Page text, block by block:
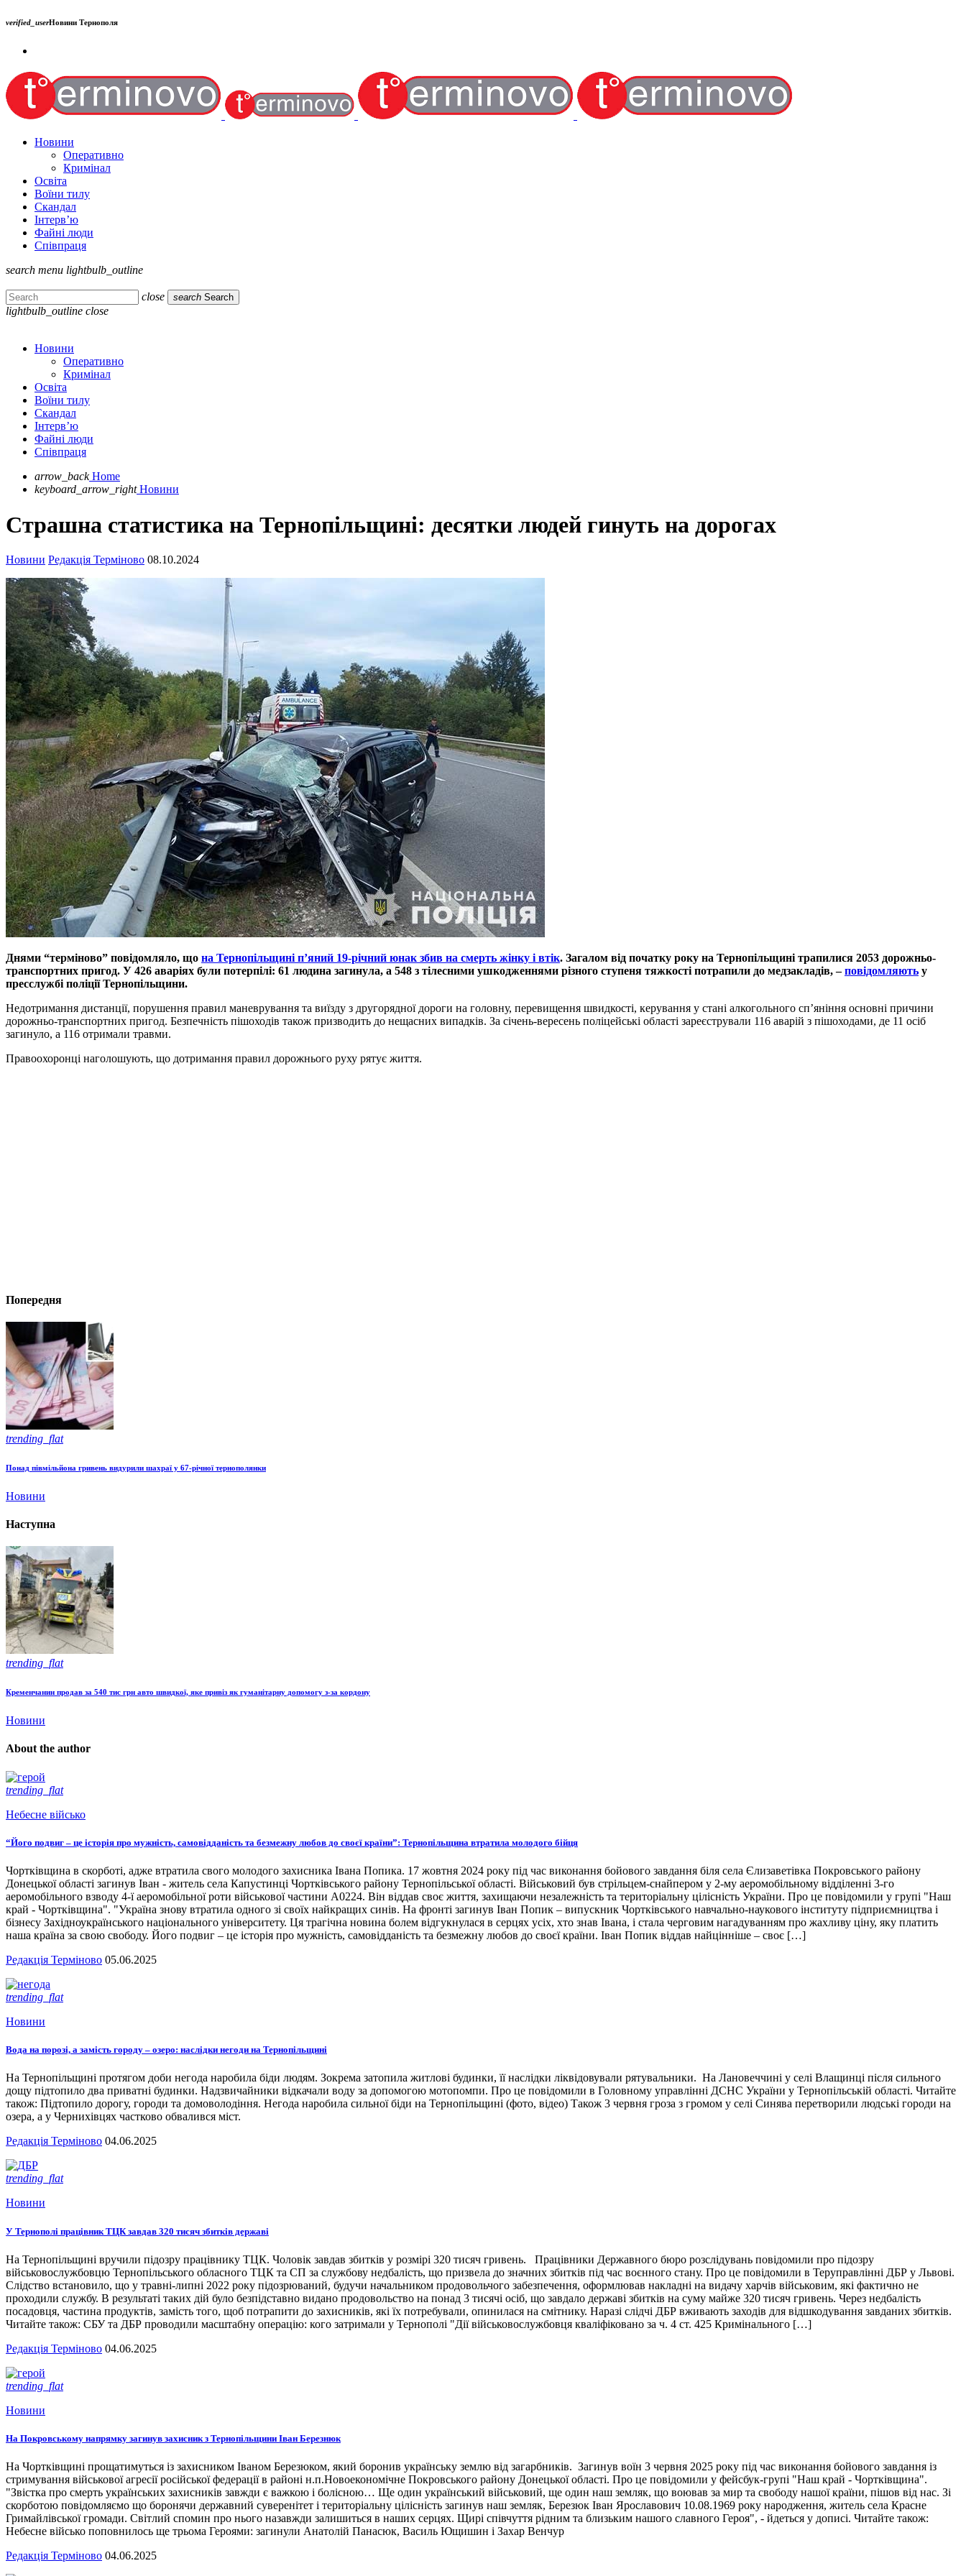
verified_userНовини Тернополя
Новини
Оперативно
Кримінал
Освіта
Воїни тилу
Скандал
Інтерв’ю
Файні люди
Співпраця
search menu lightbulb_outline
close search Search
lightbulb_outline close
Новини
Оперативно
Кримінал
Освіта
Воїни тилу
Скандал
Інтерв’ю
Файні люди
Співпраця
arrow_back Home
keyboard_arrow_right Новини
Страшна статистика на Тернопільщині: десятки людей гинуть на дорогах
Новини Редакція Терміново 08.10.2024
Днями “терміново” повідомляло, що на Тернопільщині п’яний 19-річний юнак збив на смерть жінку і втік. Загалом від початку року на Тернопільщині трапилися 2053 дорожньо-
транспортних пригод. У 426 аваріях були потерпілі: 61 людина загинула, а 548 з тілесними ушкодженнями різного ступеня тяжкості потрапили до медзакладів, –повідомляють у
пресслужбі поліції Тернопільщини.
Недотримання дистанції, порушення правил маневрування та виїзду з другорядної дороги на головну, перевищення швидкості, керування у стані алкогольного сп’яніння основні причини
дорожньо-транспортних пригод. Безпечність пішоходів також призводить до нещасних випадків. За січень-вересень поліцейські області зареєстрували 116 аварій з пішоходами, де 11 осіб
загинуло, а 116 отримали травми.
Правоохоронці наголошують, що дотримання правил дорожнього руху рятує життя.
Попередня
trending_flat
Понад півмільйона гривень видурили шахраї у 67-річної тернополянки
Новини
Наступна
trending_flat
Кременчанин продав за 540 тис грн авто швидкої, яке привіз як гуманітарну допомогу з-за кордону
Новини
About the author
trending_flat
Небесне військо
“Його подвиг – це історія про мужність, самовідданість та безмежну любов до своєї країни”: Тернопільщина втратила молодого бійця
Чортківщина в скорботі, адже втратила свого молодого захисника Івана Попика. 17 жовтня 2024 року під час виконання бойового завдання біля села Єлизаветівка Покровського району
Донецької області загинув Іван - житель села Капустинці Чортківського району Тернопільської області. Військовий був стрільцем-снайпером у 2-му аеромобільному відділенні 3-го
аеромобільного взводу 4-ї аеромобільної роти військової частини А0224. Він віддав своє життя, захищаючи незалежність та територіальну цілісність України. Про це повідомили у групі "Наш
край - Чортківщина". "Україна знову втратила одного зі своїх найкращих синів. На фронті загинув Іван Попик – випускник Чортківського навчально-наукового інституту підприємництва і
бізнесу Західноукраїнського національного університету. Ця трагічна новина болем відгукнулася в серцях усіх, хто знав Івана, і стала черговим нагадуванням про жахливу ціну, яку платить
наша країна за свою свободу. Його подвиг – це історія про мужність, самовідданість та безмежну любов до своєї країни. Іван Попик віддав найцінніше – своє […]
Редакція Терміново 05.06.2025
trending_flat
Новини
Вода на порозі, а замість городу – озеро: наслідки негоди на Тернопільщині
На Тернопільщині протягом доби негода наробила біди людям. Зокрема затопила житлові будинки, її наслідки ліквідовували рятувальники. На Лановеччині у селі Влащинці після сильного
дощу підтопило два приватні будинки. Надзвичайники відкачали воду за допомогою мотопомпи. Про це повідомили в Головному управлінні ДСНС України у Тернопільській області. Читайте
також: Підтопило дорогу, городи та домоволодіння. Негода наробила сильної біди на Тернопільщині (фото, відео) Також 3 червня гроза з громом у селі Синява перетворили людські городи на
озера, а у Чернихівцях частково обвалився міст.
Редакція Терміново 04.06.2025
trending_flat
Новини
У Тернополі працівник ТЦК завдав 320 тисяч збитків державі
На Тернопільщині вручили підозру працівнику ТЦК. Чоловік завдав збитків у розмірі 320 тисяч гривень. Працівники Державного бюро розслідувань повідомили про підозру
військовослужбовцю Тернопільського обласного ТЦК та СП за службову недбалість, що призвела до значних збитків під час воєнного стану. Про це повідомили в Теруправлінні ДБР у Львові.
Слідство встановило, що у травні-липні 2022 року підозрюваний, будучи начальником продовольчого забезпечення, оформлював накладні на видачу харчів військовим, які фактично не
проходили службу. В результаті таких дій було безпідставно видано продовольство на понад 3 тисячі осіб, що завдало державі збитків на суму майже 320 тисяч гривень. Через недбалість
посадовця, частина продуктів, замість того, щоб потрапити до захисників, які їх потребували, опинилася на смітнику. Наразі слідчі ДБР вживають заходів для відшкодування завданих збитків.
Читайте також: СБУ та ДБР проводили масштабну операцію: кого затримали у Тернополі "Дії військовослужбовця кваліфіковано за ч. 4 ст. 425 Кримінального […]
Редакція Терміново 04.06.2025
trending_flat
Новини
На Покровському напрямку загинув захисник з Тернопільщини Іван Березнюк
На Чортківщині прощатимуться із захисником Іваном Березюком, який боронив українську землю від загарбників. Загинув воїн 3 червня 2025 року під час виконання бойового завдання із
стримування військової агресії російської федерації в районі н.п.Новоекономічне Покровського району Донецької області. Про це повідомили у фейсбук-групі "Наш край - Чортківщина".
"Звістка про смерть українських захисників завжди є важкою і болісною… Ще один український військовий, ще один наш земляк, що воював за мир та свободу нашої країни, пішов від нас. Зі
скорботою повідомляємо що боронячи державний суверенітет і територіальну цілісність загинув наш земляк, Березюк Іван Ярославович 10.08.1969 року народження, житель села Красне
Гримайлівської громади. Світлий спомин про нього назавжди залишиться в наших серцях. Щирі співчуття рідним та близьким нашого славного Героя", - йдеться у дописі. Читайте також:
Небесне військо поповнилось ще трьома Героями: загинули Анатолій Панасюк, Василь Ющишин і Захар Венчур
Редакція Терміново 04.06.2025